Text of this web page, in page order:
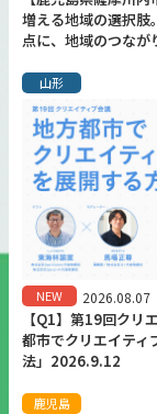
増える地域の選択肢
点に、地域のつなが
山形
NEW 2026.08.07
【Q1】第19回クリ
都市でクリエイティ
法」2026.9.12
鹿児島